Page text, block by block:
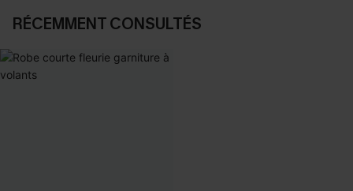
RÉCEMMENT CONSULTÉS